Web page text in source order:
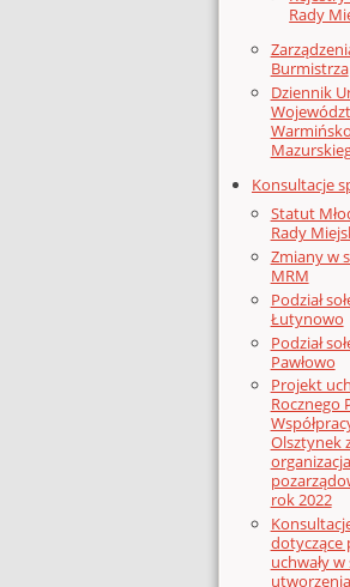
Rady
Burmistrza
Dziennik
Konsultacje
Statut
Rady
Zmiany w
MRM
Podział
Łutynowo
Podział
Pawłowo
Projekt
Rocznego
Olsztynek
rok 2022
dotyczące
uchwały
utworzenia